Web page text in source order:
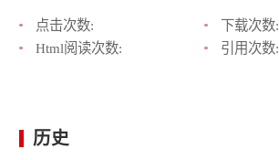
点击次数:
下载次数:
Html阅读次数:
引用次数:
历史